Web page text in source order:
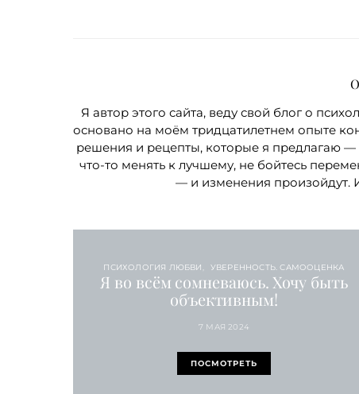
Я автор этого сайта, веду свой блог о
основано на моём тридцатилетнем опыте
решения и рецепты, которые я предлагаю
что-то менять к лучшему, не бойтесь
— и изменения произойдут.
ПСИХОЛОГИЯ ЛЮБВИ УВЕРЕННОСТЬ. САМООЦЕНКА
Я во всём сомневаюсь. Хочу быть
объективным!
7 МАЯ 2024
ПОСМОТРЕТЬ